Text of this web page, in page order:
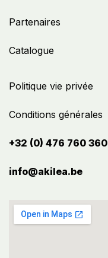
Politique vie privée
Conditions générales
+32 (0) 476 760 360
info@akilea.be​
Partenaires
Catalogue